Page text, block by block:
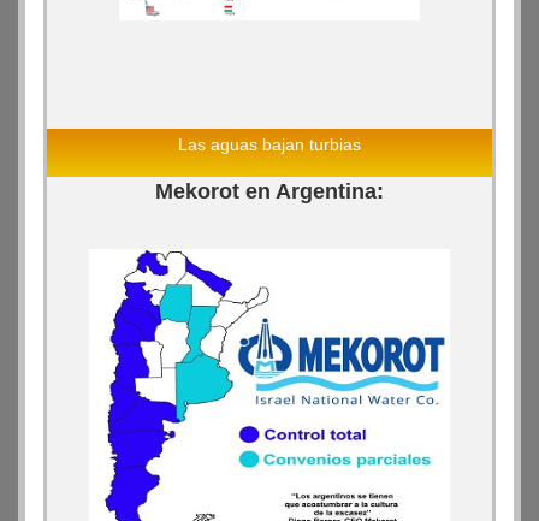
Las aguas bajan turbias
Mekorot en Argentina: